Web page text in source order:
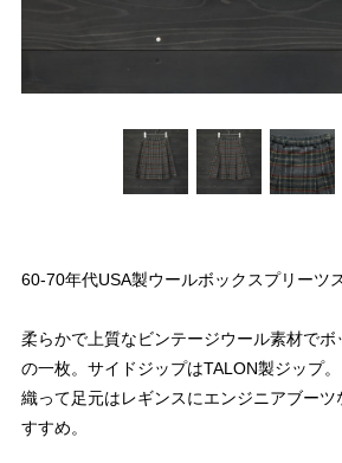
60-70年代USA製ウールボックスプリーツ
柔らかで上質なビンテージウール素材でボ
の一枚。サイドジップはTALON製ジップ
織って足元はレギンスにエンジニアブー
すすめ。